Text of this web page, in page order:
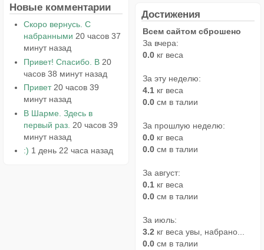
Новые комментарии
Скоро вернусь. С
набранными 20 часов 37
минут назад
Привет! Спасибо. В 20
часов 38 минут назад
Привет 20 часов 39
минут назад
В Шарме. Здесь в
первый раз. 20 часов 39
минут назад
:) 1 день 22 часа назад
Достижения
Всем сайтом сброшено
За вчера:
0.0 кг веса
За эту неделю:
4.1 кг веса
0.0 см в талии
За прошлую неделю:
0.0 кг веса
0.0 см в талии
За август:
0.1 кг веса
0.0 см в талии
За июль:
3.2 кг веса увы, набрано...
0.0 см в талии